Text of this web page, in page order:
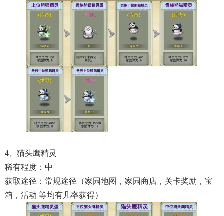
4、猫头鹰精灵
稀有程度：中
获取途径：常规途径（家园地图，家园商店，关卡奖励，宝
箱，活动 等均有几率获得）